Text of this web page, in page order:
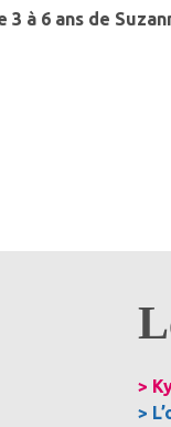
à 6 ans de
>
>